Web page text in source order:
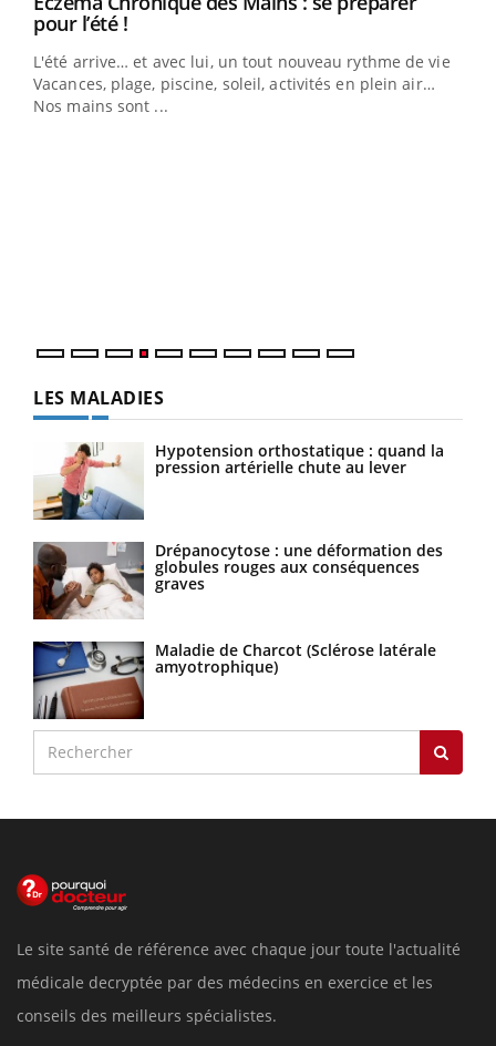
pour l’été !Youtube
L'été arrive… et avec lui, un tout nouveau rythme de vie !
Vacances, plage, piscine, soleil, activités en plein air…
Nos mains sont ...
LES MALADIES
Hypotension orthostatique : quand la
pression artérielle chute au lever
Drépanocytose : une déformation des
globules rouges aux conséquences
graves
Maladie de Charcot (Sclérose latérale
amyotrophique)
Le site santé de référence avec chaque jour toute l'actualité
médicale decryptée par des médecins en exercice et les
conseils des meilleurs spécialistes.